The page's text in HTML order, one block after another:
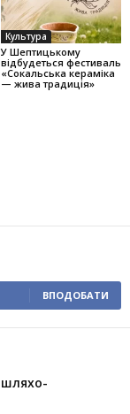
Культура
У Шептицькому
відбудеться фестиваль
«Сокальська кераміка
— жива традиція»
ВПОДОБАТИ